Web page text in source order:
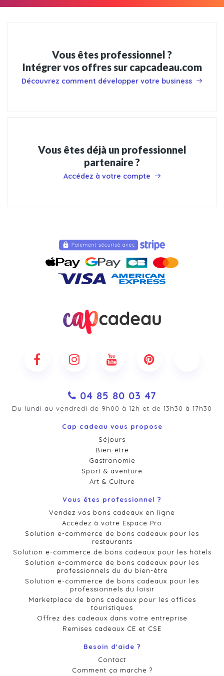
Vous êtes professionnel ?
Intégrer vos offres sur capcadeau.com
Découvrez comment développer votre business
Vous êtes déjà un professionnel
partenaire ?
Accédez à votre compte
04 85 80 03 47
Du lundi au vendredi de 9h00 à 12h et de 13h30 à 17h30
Cap cadeau vous propose
Séjours
Bien-être
Gastronomie
Sport & aventure
Art & Culture
Vous êtes professionnel ?
Vendez vos bons cadeaux en ligne
Accédez à votre Espace Pro
Solution e-commerce de bons cadeaux pour les
restaurants
Solution e-commerce de bons cadeaux pour les hôtels
Solution e-commerce de bons cadeaux pour les
professionnels du du bien-être
Solution e-commerce de bons cadeaux pour les
professionnels du loisir
Marketplace de bons cadeaux pour les offices
touristiques
Offrez des cadeaux dans votre entreprise
Remises cadeaux CE et CSE
Besoin d'aide ?
Contact
Comment ça marche ?